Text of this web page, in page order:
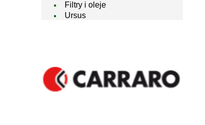
Filtry i oleje
Ursus